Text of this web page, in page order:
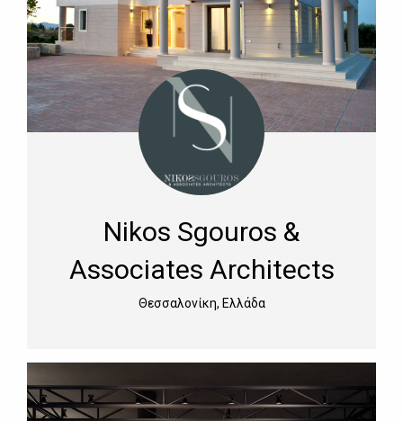
Nikos Sgouros &
Associates Architects
Θεσσαλονίκη, Ελλάδα